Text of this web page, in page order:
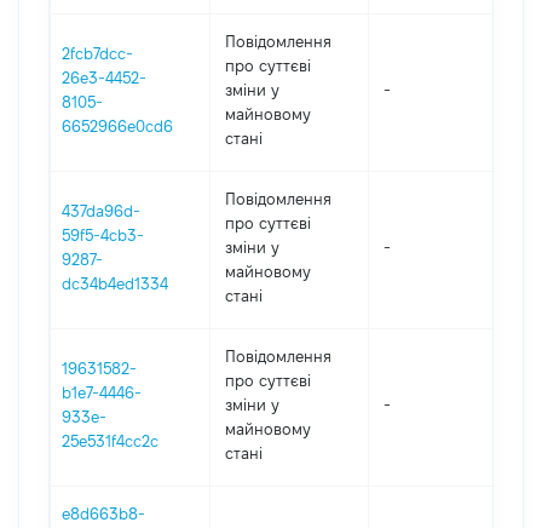
2fcb7dcc-
26e3-4452-
8105-
6652966e0cd6
Повідомлення
про суттєві
зміни y
майновому
стані
-
437da96d-
59f5-4cb3-
9287-
dc34b4ed1334
Повідомлення
про суттєві
зміни y
майновому
стані
-
19631582-
b1e7-4446-
933e-
25e531f4cc2c
Повідомлення
про суттєві
зміни y
майновому
стані
-
e8d663b8-